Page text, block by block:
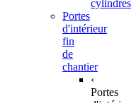
cylindres
Portes
d'intérieur
fin
de
chantier
‹
Portes